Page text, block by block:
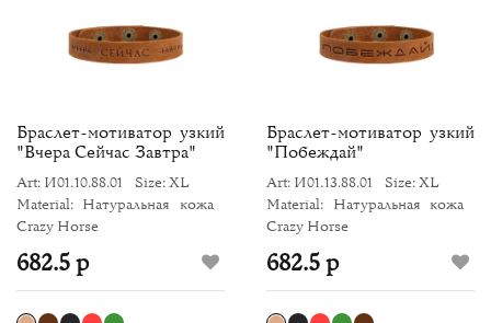
Браслет-мотиватор узкий
"Вчера Сейчас Завтра"
Art: И01.10.88.01
Size: XL
Material: Натуральная кожа
Crazy Horse
682.5 р
Браслет-мотиватор узкий
"Побеждай"
Art: И01.13.88.01
Size: XL
Material: Натуральная кожа
Crazy Horse
682.5 р